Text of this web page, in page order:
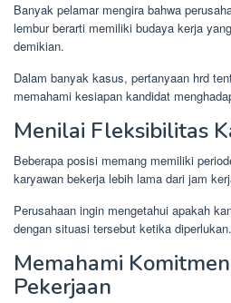
Banyak pelamar mengira bahwa
lembur berarti memiliki budaya kerja
demikian.
Dalam banyak kasus, pertanyaan hrd
memahami kesiapan kandidat
Menilai Fleksibilitas
Beberapa posisi memang memiliki
karyawan bekerja lebih lama dari jam
Perusahaan ingin mengetahui apakah
dengan situasi tersebut ketika diperlukan.
Memahami
Pekerjaan